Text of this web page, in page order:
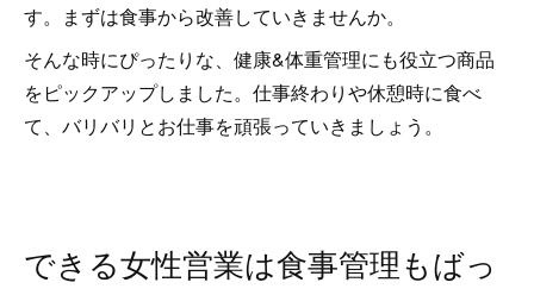
す。まずは食事から改善していきませんか。
そんな時にぴったりな、健康&体重管理にも役立つ商品
をピックアップしました。仕事終わりや休憩時に食べ
て、バリバリとお仕事を頑張っていきましょう。
できる女性営業は食事管理もばっ